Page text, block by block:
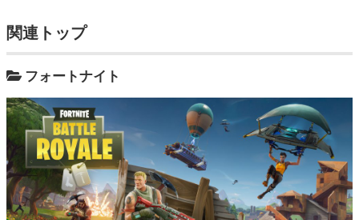
関連トップ
フォートナイト